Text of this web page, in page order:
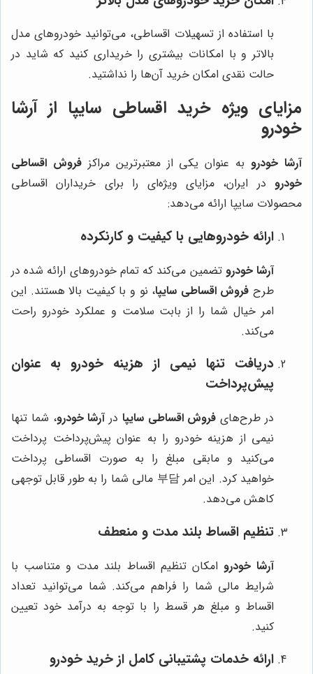
با استفاده از تسهیلات اقساطی، می‌توانید خودروهای مدل
بالاتر و با امکانات بیشتری را خریداری کنید که شاید در
حالت نقدی امکان خرید آن‌ها را نداشتید.
مزایای ویژه خرید اقساطی سایپا از آرشا
خودرو
آرشا خودروبه عنوان یکی از معتبرترین مراکزفروش اقساطی
خودرو در ایران، مزایای ویژه‌ای را برای خریداران اقساطی
محصولات سایپا ارائه می‌دهد:
ارائه خودروهایی با کیفیت و کارنکرده
آرشا خودرو تضمین می‌کند که تمام خودروهای ارائه شده در
طرح فروش اقساطی سایپا، نو و با کیفیت بالا هستند. این
امر خیال شما را از بابت سلامت و عملکرد خودرو راحت
می‌کند.
دریافت تنها نیمی از هزینه خودرو به عنوان
پیش‌پرداخت
در طرح‌های فروش اقساطی سایپا درآرشا خودرو، شما تنها
نیمی از هزینه خودرو را به عنوان پیش‌پرداخت پرداخت
می‌کنید و مابقی مبلغ را به صورت اقساطی پرداخت
خواهید کرد. این امر 부담 مالی شما را به طور قابل توجهی
کاهش می‌دهد.
تنظیم اقساط بلند مدت و منعطف
آرشا خودرو امکان تنظیم اقساط بلند مدت و متناسب با
شرایط مالی شما را فراهم می‌کند. شما می‌توانید تعداد
اقساط و مبلغ هر قسط را با توجه به درآمد خود تعیین
کنید.
ارائه خدمات پشتیبانی کامل از خرید خودرو